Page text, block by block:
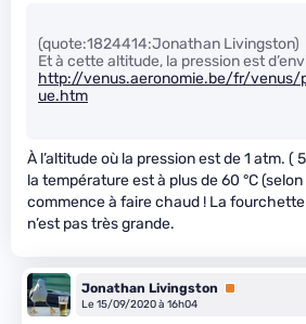
(quote:1824414:Jonathan Livingston)
Et à cette altitude, la pression est
http://venus.aeronomie.be/fr/venus/
ue.htm
À l’altitude où la pression est de 1 atm. (
la température est à plus de 60 °C (selon
commence à faire chaud ! La fourchette
n’est pas très grande.
Jonathan Livingston
Premium
Le 15/09/2020 à 16h04